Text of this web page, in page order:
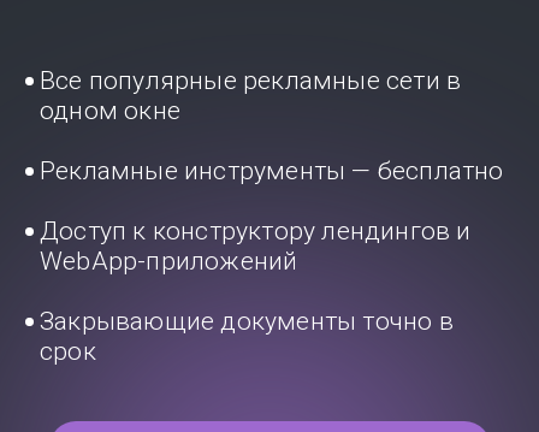
Все популярные рекламные сети в
одном окне
Рекламные инструменты — бесплатно
Доступ к конструктору лендингов и
WebApp-приложений
Закрывающие документы точно в
срок